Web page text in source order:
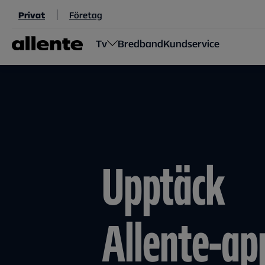
Hoppa till huvudinnehåll
Privat Företag
Tv BredbandKundservice
Upptäck
Allente-